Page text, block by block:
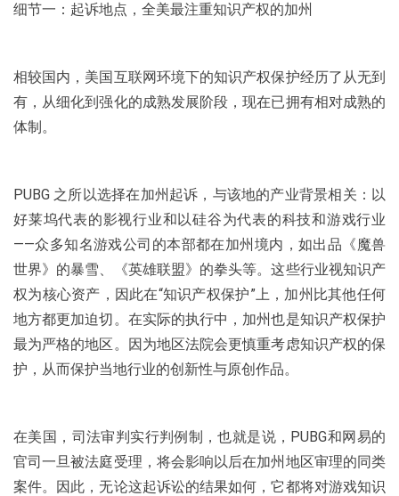
细节一：起诉地点，全美最注重知识产权的加州
相较国内，美国互联网环境下的知识产权保护经历了从无到
有，从细化到强化的成熟发展阶段，现在已拥有相对成熟的
体制。
PUBG 之所以选择在加州起诉，与该地的产业背景相关：以
好莱坞代表的影视行业和以硅谷为代表的科技和游戏行业
——众多知名游戏公司的本部都在加州境内，如出品《魔兽
世界》的暴雪、《英雄联盟》的拳头等。这些行业视知识产
权为核心资产，因此在“知识产权保护”上，加州比其他任何
地方都更加迫切。在实际的执行中，加州也是知识产权保护
最为严格的地区。因为地区法院会更慎重考虑知识产权的保
护，从而保护当地行业的创新性与原创作品。
在美国，司法审判实行判例制，也就是说，PUBG和网易的
官司一旦被法庭受理，将会影响以后在加州地区审理的同类
案件。因此，无论这起诉讼的结果如何，它都将对游戏知识